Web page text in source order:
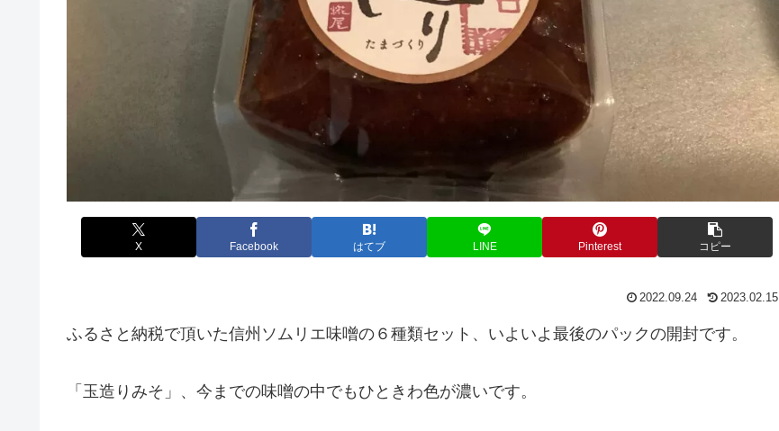
X Facebook はてブ LINE Pinterest コピー
2022.09.24 2023.02.15
ふるさと納税で頂いた信州ソムリエ味噌の６種類セット、いよいよ最後のパックの開封です。
「玉造りみそ」、今までの味噌の中でもひときわ色が濃いです。